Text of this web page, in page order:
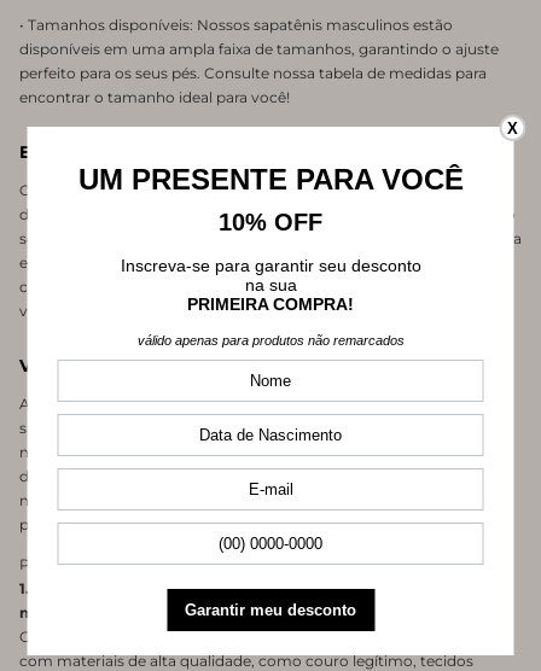
• Tamanhos disponíveis: Nossos sapatênis masculinos estão
disponíveis em uma ampla faixa de tamanhos, garantindo o ajuste
perfeito para os seus pés. Consulte nossa tabela de medidas para
encontrar o tamanho ideal para você!
Estilo e conforto em qualquer ocasião
Os sapatênis masculinos são a escolha ideal para homens que
desejam se destacar com um calçado que une o estilo de um sapato
social com o conforto de um tênis. Com eles, você estará pronto para
enfrentar qualquer ocasião, seja um evento formal ou um encontro
casual com os amigos. Versáteis e elegantes, esses calçados são
verdadeiros curingas no guarda-roupa masculino!
Variedade de modelos para todos os estilos
A Mundial Calçados oferece uma ampla variedade de modelos de
sapatênis masculinos. Desde os mais simples e minimalistas até os
mais sofisticados e detalhados, temos opções para atender a
diferentes gostos e preferências. Seja você um homem clássico ou
mais ousado, certamente encontrará um sapatênis que reflita sua
personalidade.
Perguntas frequentes:
1. Quais são os materiais utilizados na fabricação dos sapatênis
masculinos?
Os sapatênis masculinos da Mundial Calçados são confeccionados
com materiais de alta qualidade, como couro legítimo, tecidos
X